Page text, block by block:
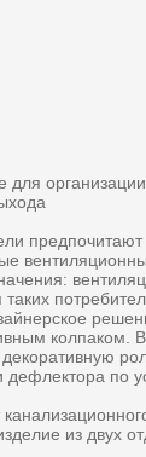
для
предпочитают
колпаком.
по
из двух